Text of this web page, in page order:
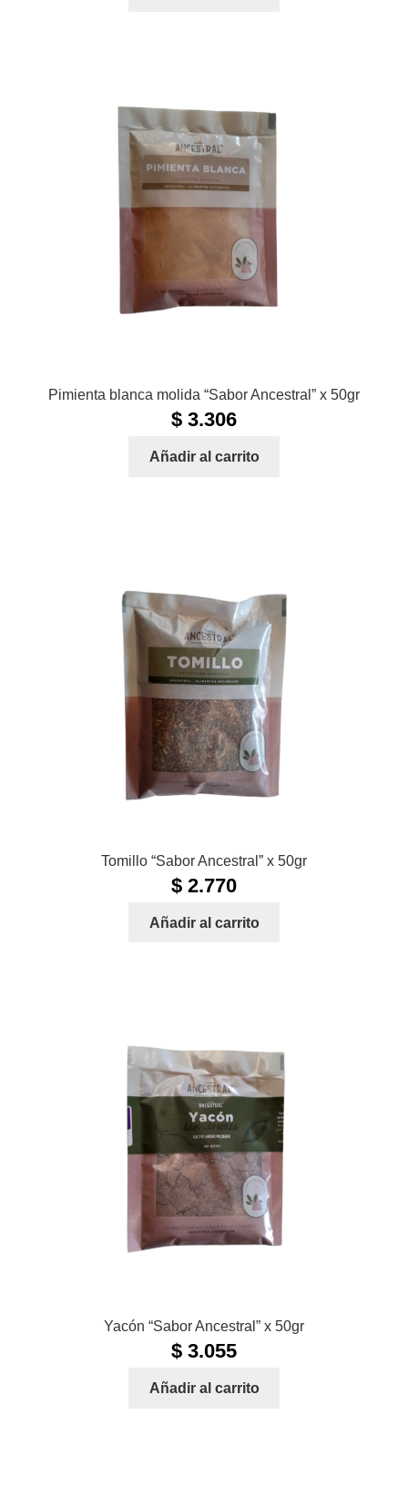
Pimienta blanca molida “Sabor Ancestral” x 50gr
$ 3.306
Añadir al carrito
Tomillo “Sabor Ancestral” x 50gr
$ 2.770
Añadir al carrito
Yacón “Sabor Ancestral” x 50gr
$ 3.055
Añadir al carrito